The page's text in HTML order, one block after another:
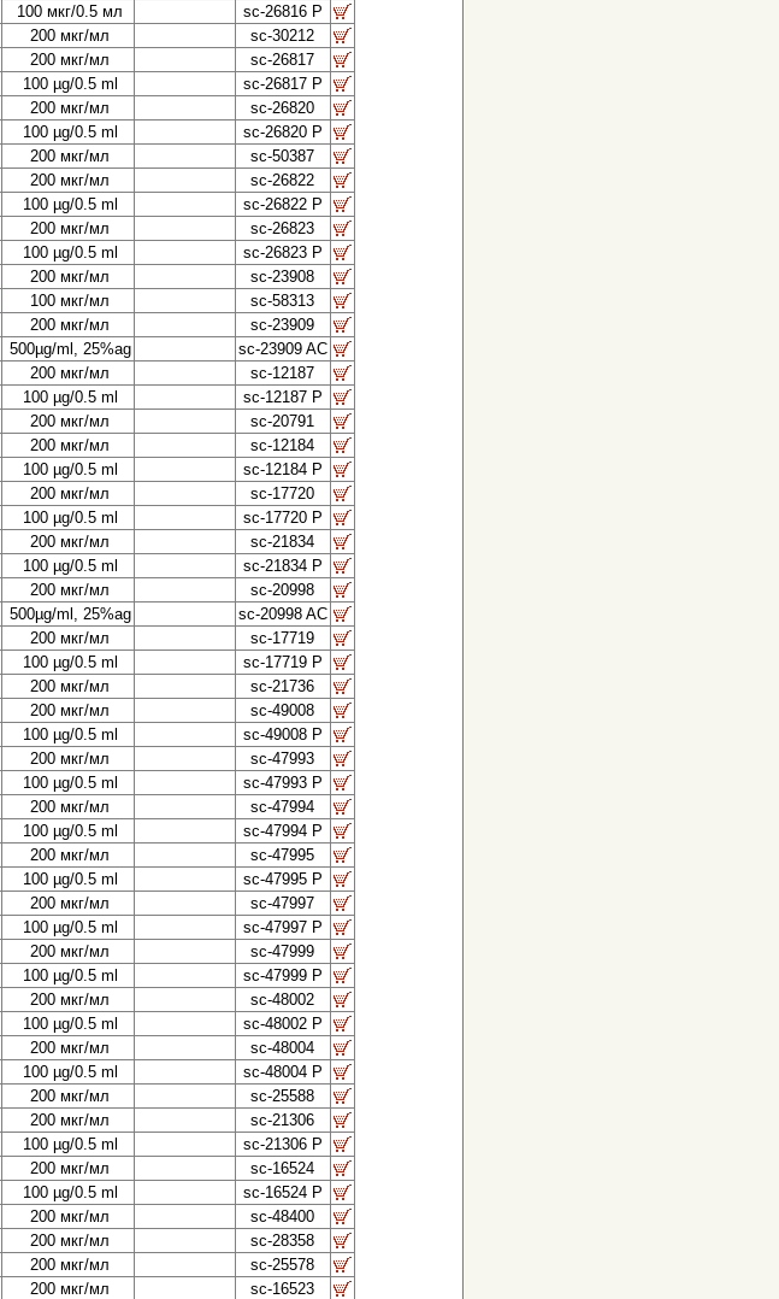
100 мкг/0.5 мл
sc-26816 P
200 мкг/мл
sc-30212
200 мкг/мл
sc-26817
100 µg/0.5 ml
sc-26817 P
200 мкг/мл
sc-26820
100 µg/0.5 ml
sc-26820 P
200 мкг/мл
sc-50387
200 мкг/мл
sc-26822
100 µg/0.5 ml
sc-26822 P
200 мкг/мл
sc-26823
100 µg/0.5 ml
sc-26823 P
200 мкг/мл
sc-23908
100 мкг/мл
sc-58313
200 мкг/мл
sc-23909
500µg/ml, 25%ag
sc-23909 AC
200 мкг/мл
sc-12187
100 µg/0.5 ml
sc-12187 P
200 мкг/мл
sc-20791
200 мкг/мл
sc-12184
100 µg/0.5 ml
sc-12184 P
200 мкг/мл
sc-17720
100 µg/0.5 ml
sc-17720 P
200 мкг/мл
sc-21834
100 µg/0.5 ml
sc-21834 P
200 мкг/мл
sc-20998
500µg/ml, 25%ag
sc-20998 AC
200 мкг/мл
sc-17719
100 µg/0.5 ml
sc-17719 P
200 мкг/мл
sc-21736
200 мкг/мл
sc-49008
100 µg/0.5 ml
sc-49008 P
200 мкг/мл
sc-47993
100 µg/0.5 ml
sc-47993 P
200 мкг/мл
sc-47994
100 µg/0.5 ml
sc-47994 P
200 мкг/мл
sc-47995
100 µg/0.5 ml
sc-47995 P
200 мкг/мл
sc-47997
100 µg/0.5 ml
sc-47997 P
200 мкг/мл
sc-47999
100 µg/0.5 ml
sc-47999 P
200 мкг/мл
sc-48002
100 µg/0.5 ml
sc-48002 P
200 мкг/мл
sc-48004
100 µg/0.5 ml
sc-48004 P
200 мкг/мл
sc-25588
200 мкг/мл
sc-21306
100 µg/0.5 ml
sc-21306 P
200 мкг/мл
sc-16524
100 µg/0.5 ml
sc-16524 P
200 мкг/мл
sc-48400
200 мкг/мл
sc-28358
200 мкг/мл
sc-25578
200 мкг/мл
sc-16523